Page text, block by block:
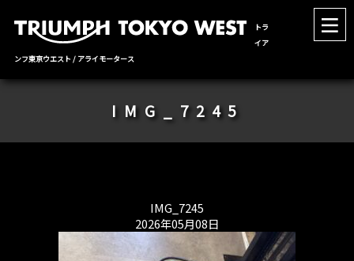
トラ
イア
ンフ東京ウエスト / アライモータース
IMG_7245
IMG_7245
2026年05月08日